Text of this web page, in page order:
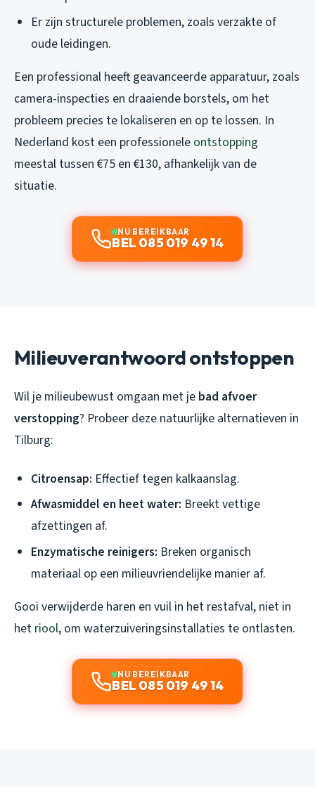
Er zijn structurele problemen, zoals verzakte of
oude leidingen.
Een professional heeft geavanceerde apparatuur, zoals
camera-inspecties en draaiende borstels, om het
probleem precies te lokaliseren en op te lossen. In
Nederland kost een professionele ontstopping
meestal tussen €75 en €130, afhankelijk van de
situatie.
NU BEREIKBAAR
BEL 085 019 49 14
Milieuverantwoord ontstoppen
Wil je milieubewust omgaan met je bad afvoer
verstopping? Probeer deze natuurlijke alternatieven in
Tilburg:
Citroensap: Effectief tegen kalkaanslag.
Afwasmiddel en heet water: Breekt vettige
afzettingen af.
Enzymatische reinigers: Breken organisch
materiaal op een milieuvriendelijke manier af.
Gooi verwijderde haren en vuil in het restafval, niet in
het riool, om waterzuiveringsinstallaties te ontlasten.
NU BEREIKBAAR
BEL 085 019 49 14